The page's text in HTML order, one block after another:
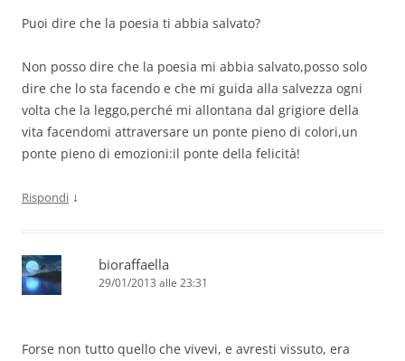
Puoi dire che la poesia ti abbia salvato?
Non posso dire che la poesia mi abbia salvato,posso solo
dire che lo sta facendo e che mi guida alla salvezza ogni
volta che la leggo,perché mi allontana dal grigiore della
vita facendomi attraversare un ponte pieno di colori,un
ponte pieno di emozioni:il ponte della felicità!
Rispondi ↓
bioraffaella
29/01/2013 alle 23:31
Forse non tutto quello che vivevi, e avresti vissuto, era